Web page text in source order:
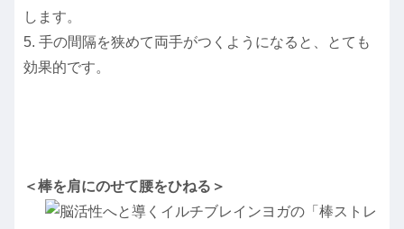
します。
5. 手の間隔を狭めて両手がつくようになると、とても
効果的です。
＜棒を肩にのせて腰をひねる＞